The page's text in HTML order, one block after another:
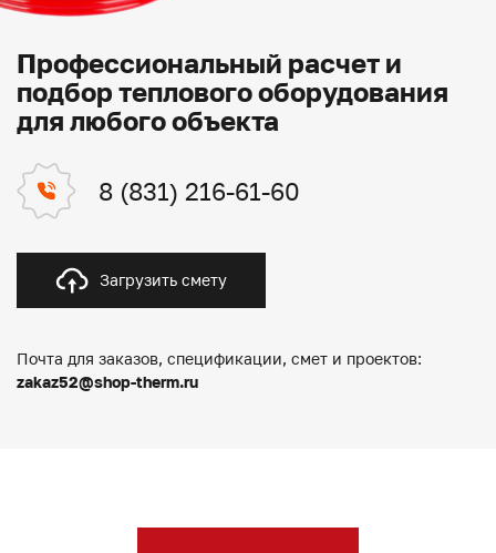
Профессиональный расчет и
подбор теплового оборудования
для любого объекта
8 (831) 216-61-60
Загрузить смету
Почта для заказов, спецификации, смет и проектов:
zakaz52@shop-therm.ru